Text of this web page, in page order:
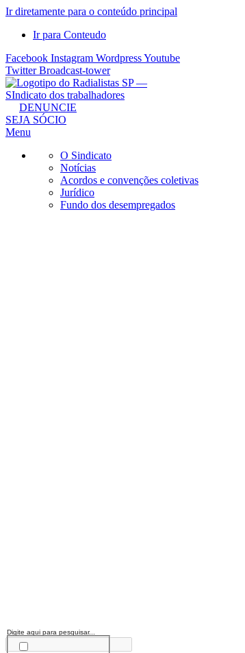
Ir diretamente para o conteúdo principal
Ir para Conteudo
Facebook Instagram WordpressYoutube
Twitter Broadcast-tower
Sindicato
dos
Radialistas
DENUNCIE
SEJA SÓCIO
Menu
O Sindicato
Notícias
Acordos e convenções coletivas
Jurídico
Fundo dos desempregados